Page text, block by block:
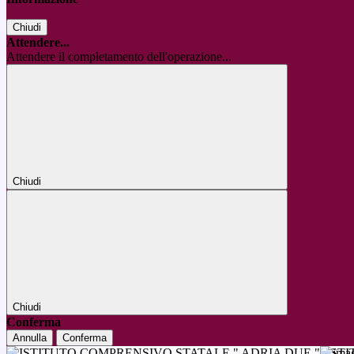
Chiudi
Attendere...
Attendere il completamento dell'operazione...
Chiudi
Chiudi
Conferma
Annulla Conferma